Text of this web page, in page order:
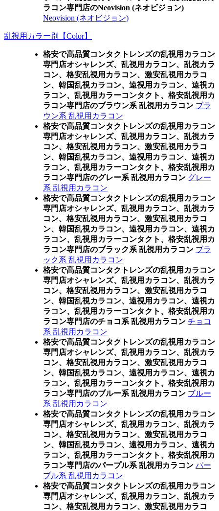
ラコン専門店のNeovision (ネオビジョン)
Neovision (ネオビジョン)
乱視用カラー別【Color】
格安で高品質コンタクトレンズの乱視用カラコン
専門店オシャレンズ、乱視用カラコン、乱視カラ
コン、格安乱視用カラコン、激安乱視用カラコ
ン、韓国乱視カラコン、遠視用カラコン、遠視カ
ラコン、乱視用カラーコンタクト、格安乱視用カ
ラコン専門店のブラウン系 乱視用カラコン ブラ
ウン系 乱視用カラコン
格安で高品質コンタクトレンズの乱視用カラコン
専門店オシャレンズ、乱視用カラコン、乱視カラ
コン、格安乱視用カラコン、激安乱視用カラコ
ン、韓国乱視カラコン、遠視用カラコン、遠視カ
ラコン、乱視用カラーコンタクト、格安乱視用カ
ラコン専門店のグレー系 乱視用カラコン グレー
系 乱視用カラコン
格安で高品質コンタクトレンズの乱視用カラコン
専門店オシャレンズ、乱視用カラコン、乱視カラ
コン、格安乱視用カラコン、激安乱視用カラコ
ン、韓国乱視カラコン、遠視用カラコン、遠視カ
ラコン、乱視用カラーコンタクト、格安乱視用カ
ラコン専門店のブラック系 乱視用カラコン ブラ
ック系 乱視用カラコン
格安で高品質コンタクトレンズの乱視用カラコン
専門店オシャレンズ、乱視用カラコン、乱視カラ
コン、格安乱視用カラコン、激安乱視用カラコ
ン、韓国乱視カラコン、遠視用カラコン、遠視カ
ラコン、乱視用カラーコンタクト、格安乱視用カ
ラコン専門店のチョコ系 乱視用カラコン チョコ
系 乱視用カラコン
格安で高品質コンタクトレンズの乱視用カラコン
専門店オシャレンズ、乱視用カラコン、乱視カラ
コン、格安乱視用カラコン、激安乱視用カラコ
ン、韓国乱視カラコン、遠視用カラコン、遠視カ
ラコン、乱視用カラーコンタクト、格安乱視用カ
ラコン専門店のブルー系 乱視用カラコン ブルー
系 乱視用カラコン
格安で高品質コンタクトレンズの乱視用カラコン
専門店オシャレンズ、乱視用カラコン、乱視カラ
コン、格安乱視用カラコン、激安乱視用カラコ
ン、韓国乱視カラコン、遠視用カラコン、遠視カ
ラコン、乱視用カラーコンタクト、格安乱視用カ
ラコン専門店のパープル系 乱視用カラコン パー
プル系 乱視用カラコン
格安で高品質コンタクトレンズの乱視用カラコン
専門店オシャレンズ、乱視用カラコン、乱視カラ
コン、格安乱視用カラコン、激安乱視用カラコ